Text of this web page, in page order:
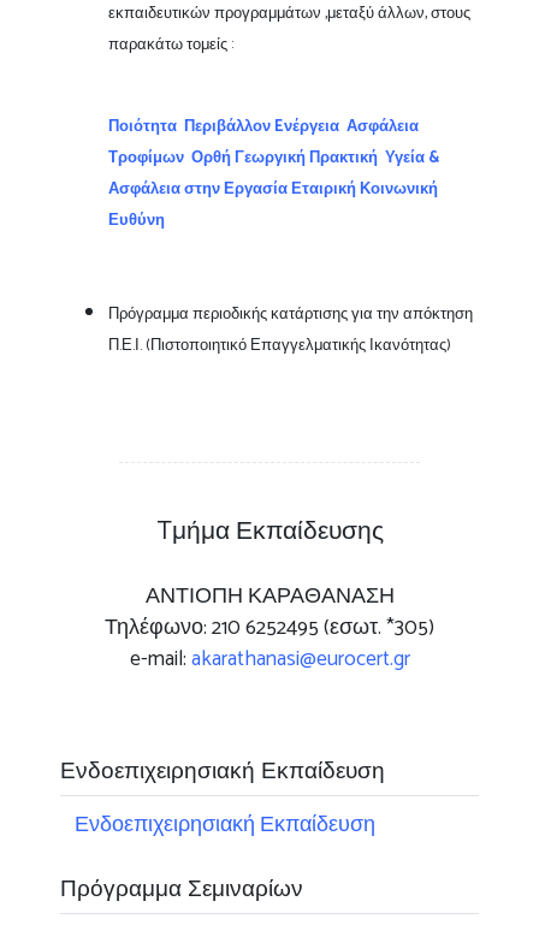
εκπαιδευτικών προγραμμάτων ,μεταξύ άλλων, στους
παρακάτω τομείς :
Ποιότητα ΠεριβάλλονEνέργεια Ασφάλεια
Τροφίμων Ορθή Γεωργική Πρακτική Υγεία &
Ασφάλεια στην ΕργασίαΕταιρική Κοινωνική
Ευθύνη
Πρόγραμμα περιοδικής κατάρτισης για την απόκτηση
Π.Ε.Ι. (Πιστοποιητικό Επαγγελματικής Ικανότητας)
Tμήμα Εκπαίδευσης
ΑΝΤΙΟΠΗ ΚΑΡΑΘΑΝΑΣΗ
Τηλέφωνο:210 6252495(εσωτ. *305)
e-mail:akarathanasi@eurocert.gr
Ενδοεπιχειρησιακή Εκπαίδευση
Ενδοεπιχειρησιακή Εκπαίδευση
Πρόγραμμα Σεμιναρίων